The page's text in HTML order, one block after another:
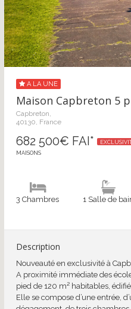
A LA UNE
Maison Capbreton 5
Capbreton,
40130, France
682 500€ FAI*
MAISONS
3 Chambres 1 Salle de
Description
Nouveauté en exclusivité à
A proximité immédiate des
pied de 120 m² habitables,
Elle se compose d’une entrée,